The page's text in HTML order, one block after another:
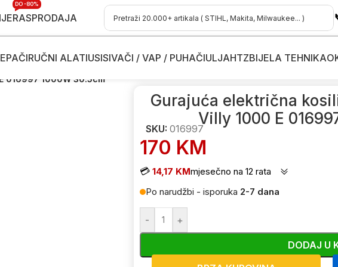
RASPRODAJA
DO -80%
RUČNI ALATIUSISIVAČI / VAP / PUHAČIULJAHTZBIJELA TEHNIKA
Električne kosilice - kosačice Gurajuće električne kosilice-kosačice
016997 1000W 30.5cm
Gurajuća električna
Villy 1000 E
SKU: 016997
170 KM
💳 14,17 KMmjesečno na 12 rata
Po narudžbi - isporuka 2-7 dana
- +
DODAJ U